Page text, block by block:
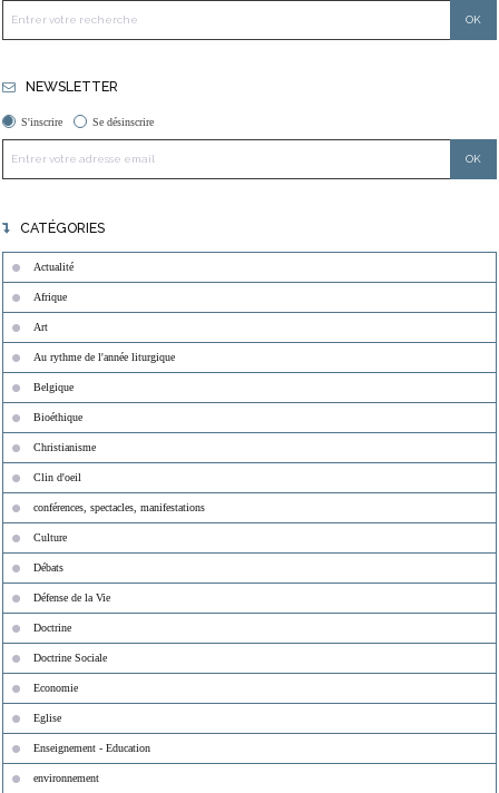
NEWSLETTER
S'inscrire Se désinscrire
CATÉGORIES
Actualité
Afrique
Art
Au rythme de l'année liturgique
Belgique
Bioéthique
Christianisme
Clin d'oeil
conférences, spectacles, manifestations
Culture
Débats
Défense de la Vie
Doctrine
Doctrine Sociale
Economie
Eglise
Enseignement - Education
environnement